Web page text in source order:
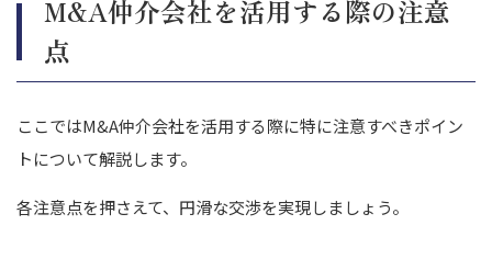
M&A仲介会社を活用する際の注意
点
ここではM&A仲介会社を活用する際に特に注意すべきポイン
トについて解説します。
各注意点を押さえて、円滑な交渉を実現しましょう。